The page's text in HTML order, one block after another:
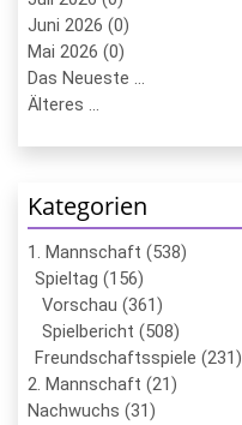
Juni 2026 (0)
Mai 2026 (0)
Das Neueste ...
Älteres ...
Kategorien
1. Mannschaft (538)
Spieltag (156)
Vorschau (361)
Spielbericht (508)
Freundschaftsspiele (231)
2. Mannschaft (21)
Nachwuchs (31)